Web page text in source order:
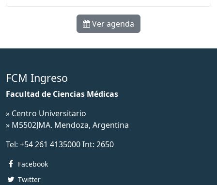
Ver agenda
FCM Ingreso
Facultad de Ciencias Médicas
» Centro Universitario
» M5502JMA. Mendoza, Argentina
Tel: +54 261 4135000Int: 2650
Facebook
Twitter